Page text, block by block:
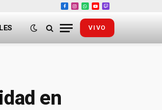
Facebook
Instagram
WhatsApp
YouTube
Twitch
VIVO
en